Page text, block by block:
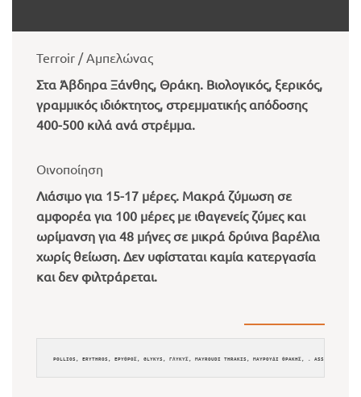
Terroir / Αμπελώνας
Στα Άβδηρα Ξάνθης, Θράκη. Βιολογικός, ξερικός,
γραμμικός ιδιόκτητος, στρεμματικής απόδοσης
400-500 κιλά ανά στρέμμα.
Οινοποίηση
Λιάσιμο για 15-17 μέρες. Μακρά ζύμωση σε
αμφορέα για 100 μέρες με ιθαγενείς ζύμες και
ωρίμανση για 48 μήνες σε μικρά δρύινα βαρέλια
χωρίς θείωση. Δεν υφίσταται καμία κατεργασία
και δεν φιλτράρεται.
POLLIOS, ERYTHROS, ΕΡΥΘΡΟΣ, GLYKYS, ΓΛΥΚΥΣ, MAYROUDI THRAKIS, ΜΑΥΡΟΥΔΙ ΘΡΑΚΗΣ, . ASSYRTIKO,